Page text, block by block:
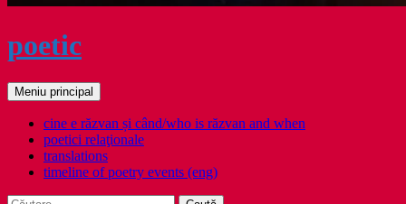
poetic
Caută
Meniu principal
cine e răzvan și când/who is răzvan and when
poetici relaţionale
translations
timeline of poetry events (eng)